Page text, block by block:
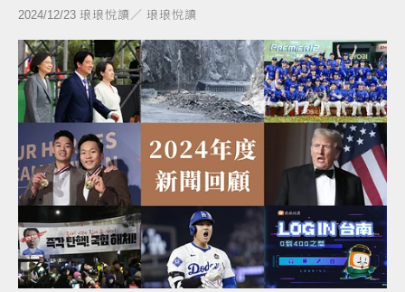
2024/12/23 琅琅悅讀／ 琅琅悅讀